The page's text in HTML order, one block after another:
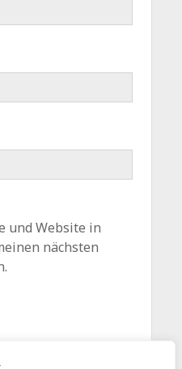
und Website in
nächsten